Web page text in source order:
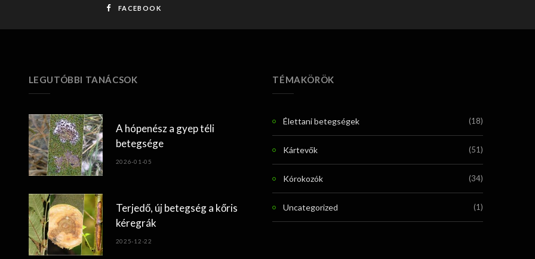
FACEBOOK
LEGUTÓBBI TANÁCSOK
A hópenész a gyep téli
betegsége
2026-01-05
Terjedő, új betegség a kőris
kéregrák
2025-12-22
TÉMAKÖRÖK
Élettani betegségek (18)
Kártevők (51)
Kórokozók (34)
Uncategorized (1)